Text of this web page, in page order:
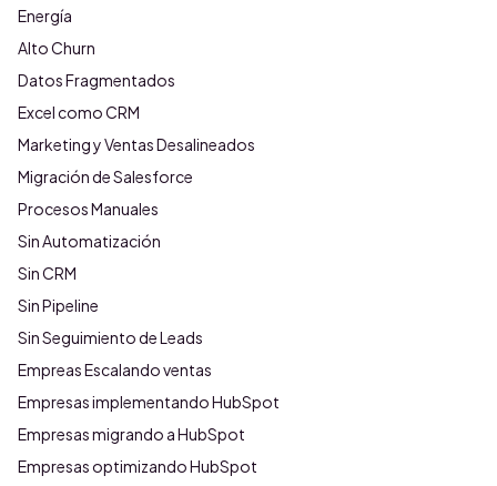
Energía
Alto Churn
Datos Fragmentados
Excel como CRM
Marketing y Ventas Desalineados
Migración de Salesforce
Procesos Manuales
Sin Automatización
Sin CRM
Sin Pipeline
Sin Seguimiento de Leads
Empreas Escalando ventas
Empresas implementando HubSpot
Empresas migrando a HubSpot
Empresas optimizando HubSpot